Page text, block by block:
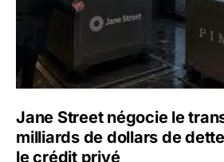
Jane Street négocie le
milliards de dollars de
le crédit privé